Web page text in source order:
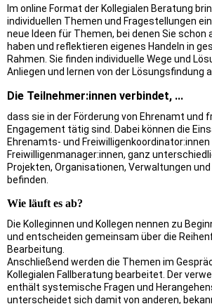
Im online Format der Kollegialen Beratung
individuellen Themen und Fragestellungen
neue Ideen für Themen, bei denen Sie schon
haben und reflektieren eigenes Handeln in
Rahmen. Sie finden individuelle Wege und
Anliegen und lernen von der Lösungsfindung
Die Teilnehmer:innen verbindet, ...
dass sie in der Förderung von Ehrenamt und
Engagement tätig sind. Dabei können die
Ehrenamts- und Freiwilligenkoordinator:innen
Freiwilligenmanager:innen, ganz
Projekten, Organisationen, Verwaltungen und
befinden.
Wie läuft es ab?
Die Kolleginnen und Kollegen nennen zu
und entscheiden gemeinsam über die
Bearbeitung.
Anschließend werden die Themen im
Kollegialen Fallberatung bearbeitet. Der
enthält systemische Fragen und
unterscheidet sich damit von anderen,